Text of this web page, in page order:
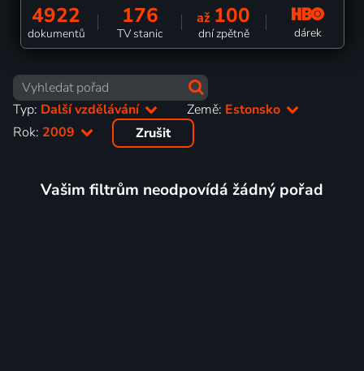
4922
dokumentů
176
TV stanic
až 100
dní zpětně dárek
Typ: Další vzdělávání Země: Estonsko
Rok: 2009 Zrušit
Vašim filtrům neodpovídá žádný pořad